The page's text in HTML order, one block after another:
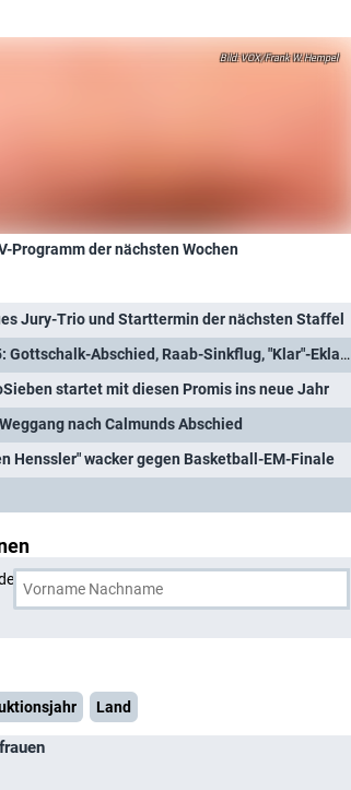
VOX/Frank W. Hempel
Programm der nächsten Wochen
Jury-Trio und Starttermin der nächsten Staffel
Deutscher TV-Jahresrückblick 2025: Gottschalk-Abschied, Raab-Sinkflug, "Klar"-Eklat und Wahl-TV XXL
startet mit diesen Promis ins neue Jahr
nach Calmunds Abschied
Henssler" wacker gegen Basketball-EM-Finale
Reiner Calmund
Land